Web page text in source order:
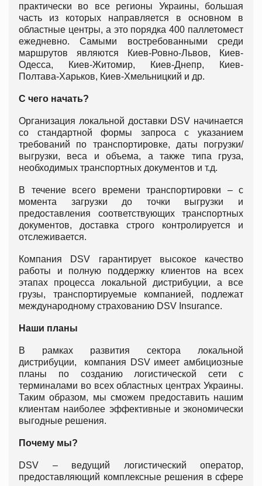
практически во все регионы Украины, большая
часть из которых направляется в основном в
областные центры, а это порядка 400 паллетомест
ежедневно. Самыми востребованными среди
маршрутов являются Киев-Ровно-Львов, Киев-
Одесса, Киев-Житомир, Киев-Днепр, Киев-
Полтава-Харьков, Киев-Хмельницкий и др.
С чего начать?
Организация локальной доставки DSV начинается
со стандартной формы запроса с указанием
требований по транспортировке, даты погрузки/
выгрузки, веса и объема, а также типа груза,
необходимых транспортных документов и т.д.
В течение всего времени транспортировки – с
момента загрузки до точки выгрузки и
предоставления соответствующих транспортных
документов, доставка строго контролируется и
отслеживается.
Компания DSV гарантирует высокое качество
работы и полную поддержку клиентов на всех
этапах процесса локальной дистрибуции, а все
грузы, транспортируемые компанией, подлежат
международному страхованию DSV Insurance.
Наши планы
В рамках развития сектора локальной
дистрибуции, компания DSV имеет амбициозные
планы по созданию логистической сети с
терминалами во всех областных центрах Украины.
Таким образом, мы сможем предоставить нашим
клиентам наиболее эффективные и экономически
выгодные решения.
Почему мы?
DSV – ведущий логистический оператор,
предоставляющий комплексные решения в сфере